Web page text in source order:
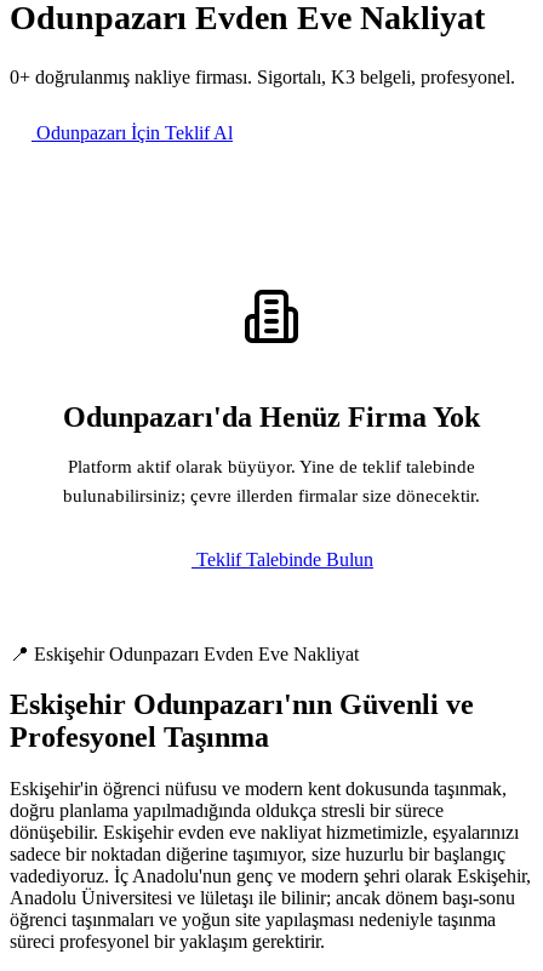
Odunpazarı Evden Eve Nakliyat
0+ doğrulanmış nakliye firması. Sigortalı, K3 belgeli, profesyonel.
Odunpazarı İçin Teklif Al
Odunpazarı'da Henüz Firma Yok
Platform aktif olarak büyüyor. Yine de teklif talebinde
bulunabilirsiniz; çevre illerden firmalar size dönecektir.
Teklif Talebinde Bulun
📍 Eskişehir Odunpazarı Evden Eve Nakliyat
Eskişehir Odunpazarı'nın Güvenli ve
Profesyonel Taşınma
Eskişehir'in öğrenci nüfusu ve modern kent dokusunda taşınmak,
doğru planlama yapılmadığında oldukça stresli bir sürece
dönüşebilir. Eskişehir evden eve nakliyat hizmetimizle, eşyalarınızı
sadece bir noktadan diğerine taşımıyor, size huzurlu bir başlangıç
vadediyoruz. İç Anadolu'nun genç ve modern şehri olarak Eskişehir,
Anadolu Üniversitesi ve lületaşı ile bilinir; ancak dönem başı-sonu
öğrenci taşınmaları ve yoğun site yapılaşması nedeniyle taşınma
süreci profesyonel bir yaklaşım gerektirir.